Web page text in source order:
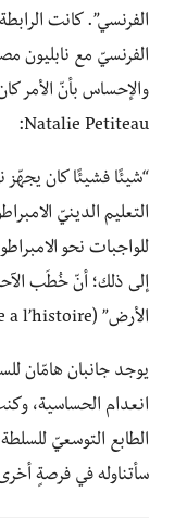
الفرنسي”. كانت
الفرنسيّ مع نابليون
والإحساس بأنّ الأمر
Natalie Petiteau:
“شيئًا فشيئًا كان يجهّز
التعليم الدينيّ
للواجبات نحو
إلى ذلك؛ أنّ خُطَب
الأرض” (Napoléon: De la mythologie a l’histoire).
يوجد جانبان هامّان
انعدام الحساسية،
الطابع التوسعيّ
سأتناوله في فرصةٍ